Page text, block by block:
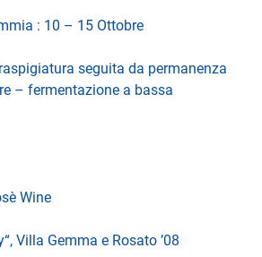
: 10 – 15 Ottobre
seguita da permanenza
– fermentazione a bassa
Wine
Villa Gemma e Rosato ’08